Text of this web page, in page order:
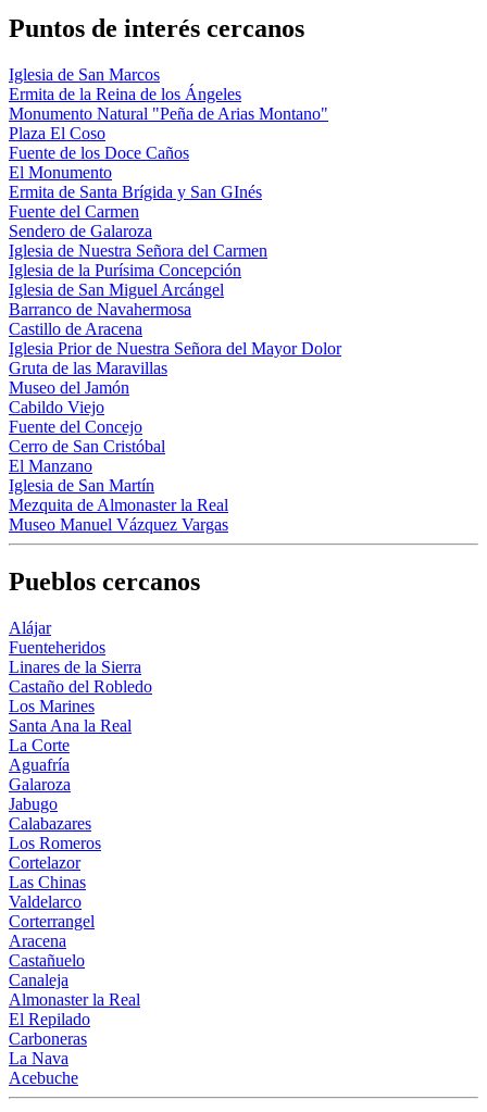
Puntos de interés cercanos
Iglesia de San Marcos
Ermita de la Reina de los Ángeles
Monumento Natural "Peña de Arias Montano"
Plaza El Coso
Fuente de los Doce Caños
El Monumento
Ermita de Santa Brígida y San GInés
Fuente del Carmen
Sendero de Galaroza
Iglesia de Nuestra Señora del Carmen
Iglesia de la Purísima Concepción
Iglesia de San Miguel Arcángel
Barranco de Navahermosa
Castillo de Aracena
Iglesia Prior de Nuestra Señora del Mayor Dolor
Gruta de las Maravillas
Museo del Jamón
Cabildo Viejo
Fuente del Concejo
Cerro de San Cristóbal
El Manzano
Iglesia de San Martín
Mezquita de Almonaster la Real
Museo Manuel Vázquez Vargas
Pueblos cercanos
Alájar
Fuenteheridos
Linares de la Sierra
Castaño del Robledo
Los Marines
Santa Ana la Real
La Corte
Aguafría
Galaroza
Jabugo
Calabazares
Los Romeros
Cortelazor
Las Chinas
Valdelarco
Corterrangel
Aracena
Castañuelo
Canaleja
Almonaster la Real
El Repilado
Carboneras
La Nava
Acebuche